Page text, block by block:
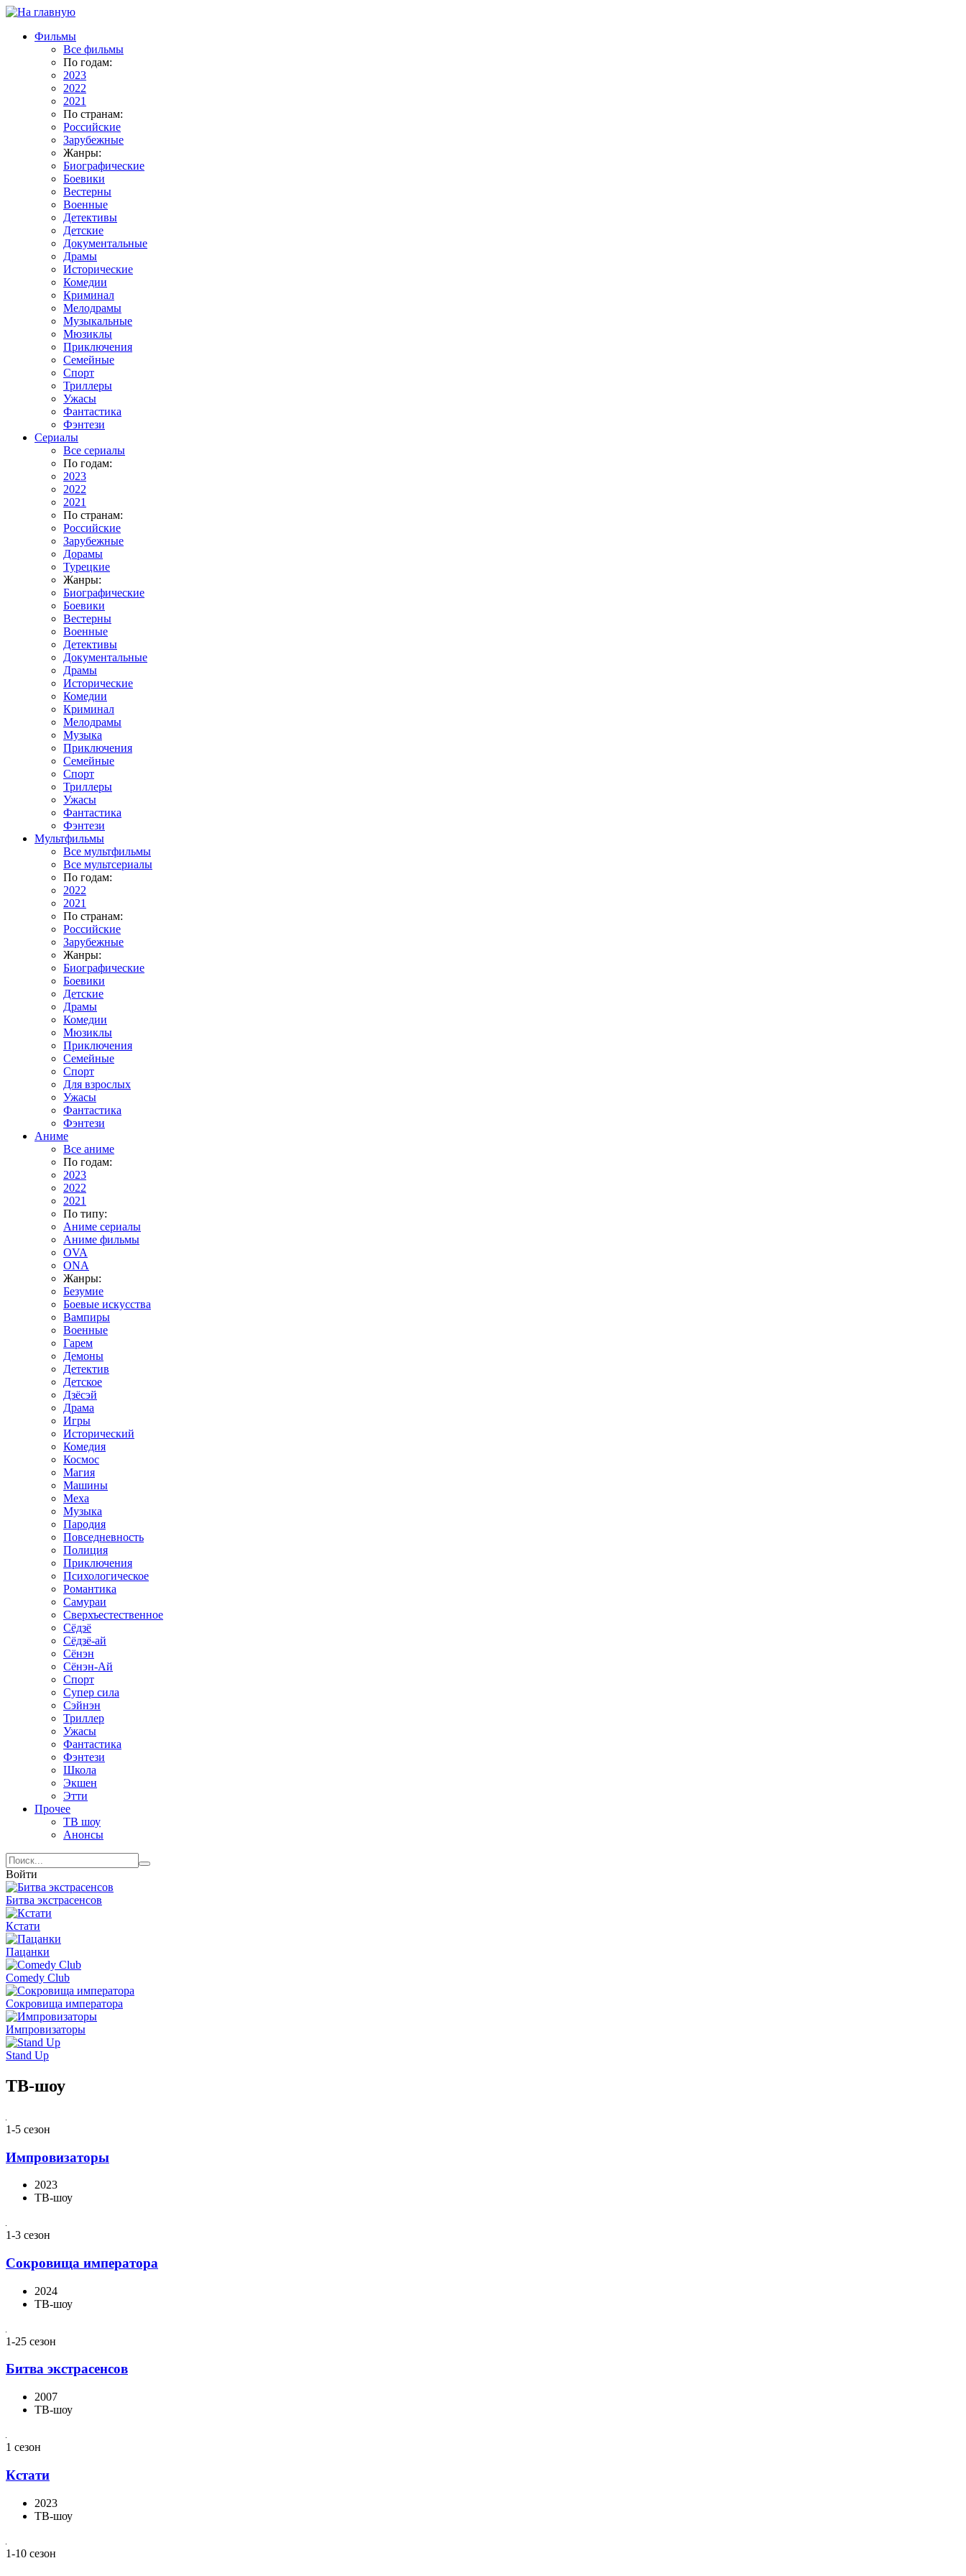
Фильмы
Все фильмы
По годам:
2023
2022
2021
По странам:
Российские
Зарубежные
Жанры:
Биографические
Боевики
Вестерны
Военные
Детективы
Детские
Документальные
Драмы
Исторические
Комедии
Криминал
Мелодрамы
Музыкальные
Мюзиклы
Приключения
Семейные
Спорт
Триллеры
Ужасы
Фантастика
Фэнтези
Сериалы
Все сериалы
По годам:
2023
2022
2021
По странам:
Российские
Зарубежные
Дорамы
Турецкие
Жанры:
Биографические
Боевики
Вестерны
Военные
Детективы
Документальные
Драмы
Исторические
Комедии
Криминал
Мелодрамы
Музыка
Приключения
Семейные
Спорт
Триллеры
Ужасы
Фантастика
Фэнтези
Мультфильмы
Все мультфильмы
Все мультсериалы
По годам:
2022
2021
По странам:
Российские
Зарубежные
Жанры:
Биографические
Боевики
Детские
Драмы
Комедии
Мюзиклы
Приключения
Семейные
Спорт
Для взрослых
Ужасы
Фантастика
Фэнтези
Аниме
Все аниме
По годам:
2023
2022
2021
По типу:
Аниме сериалы
Аниме фильмы
OVA
ONA
Жанры:
Безумие
Боевые искусства
Вампиры
Военные
Гарем
Демоны
Детектив
Детское
Дзёсэй
Драма
Игры
Исторический
Комедия
Космос
Магия
Машины
Меха
Музыка
Пародия
Повседневность
Полиция
Приключения
Психологическое
Романтика
Самураи
Сверхъестественное
Сёдзё
Сёдзё-ай
Сёнэн
Сёнэн-Ай
Спорт
Супер сила
Сэйнэн
Триллер
Ужасы
Фантастика
Фэнтези
Школа
Экшен
Этти
Прочее
ТВ шоу
Анонсы
Войти
Битва экстрасенсов
Кстати
Пацанки
Comedy Club
Сокровища императора
Импровизаторы
Stand Up
ТВ-шоу
1-5 сезон
Импровизаторы
2023
ТВ-шоу
1-3 сезон
Сокровища императора
2024
ТВ-шоу
1-25 сезон
Битва экстрасенсов
2007
ТВ-шоу
1 сезон
Кстати
2023
ТВ-шоу
1-10 сезон